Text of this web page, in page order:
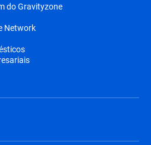
do Gravityzone
Network